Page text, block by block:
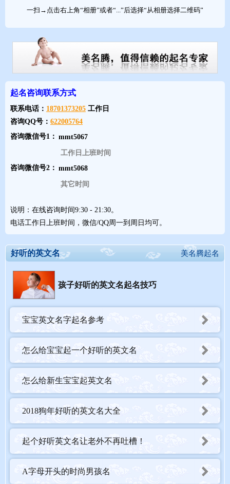
四世纪初时受人唆使对基督徒展开逼害。
的。相比更为西方的宗教，他曾经很长一段时间是东正教中的重要
圣人，他的名字在中世纪的英格兰，或是哪怕是在十四世纪 时已经
第一任国王乔治之时。他继承英国王位，成为汉诺威王朝的第一位
国王，但他母语是德文，不会讲流利的英文，因此
臣。从那以后，乔治就成为英国最为流行的男性名字之一。
英国皇室名——Katherine 凯瑟琳
女性名字，英语形式是在307年亚历山大市殉难的一位圣徒之名。
故事大概是说，她因为信基督教而被宣判以车轮碾压致死。然而，
以希腊文写就，她的名字写做 Aikaterine¯。这个名字词源不得而
知，但在早期，这与希腊的形容词 katharos（pure/ 纯洁）相关。这
也导致了词中间的元音变为-th-后的拼写形式Katharine。后来也出
现几位叫这个名字的圣徒，包括神秘的 St Katherine of Siena（锡耶
国家事务中扮演角色。凯瑟琳还是一个王室名字：在英格兰，亨利
八世的第一任妻子是 Katherine of Aragon（1485–1536年），亨利五
世和查理二世的妻子也都叫凯瑟琳。Katherine 一名的拼写也出现
过很多种形式，如Catherine, Catharine, Katheryn, Kathryn 和
Cathryn。
5月4日，为了纪念小公主降生，威斯敏斯特教堂敲响了钟声，英国
皇家礼炮队还在海德公园和伦敦塔鸣起了礼炮。
英国媒体报道称，当夏洛特公主的名字通过推特公布后，几分钟内
就传遍世界。“这是一个十分可爱的名字。”一位名叫莫纳什的女子
写道：“选得太好了。”很多人因为名字中含有“戴安
娜”欣喜不
已。“很高兴名字中有戴安娜，这是对戴安娜王妃的致敬。”史蒂芬
妮·克拉克在推特上写道。
一扫→点击右上角“相册”或者“...”后选择“从相册选择二维码”
起名咨询联系方式
联系电话： 18701373205 工作日
咨询QQ号： 622005764
咨询微信号1：
工作日上班时间
咨询微信号2：
其它时间
说明：在线咨询时间9:30 - 21:30。
电话工作日上班时间，微信/QQ周一到周日均可。
美名腾起名
好听的英文名
孩子好听的英文名起名技巧
宝宝英文名字起名参考
怎么给宝宝起一个好听的英文名
怎么给新生宝宝起英文名
2018狗年好听的英文名大全
起个好听英文名让老外不再吐槽！
A字母开头的时尚男孩名